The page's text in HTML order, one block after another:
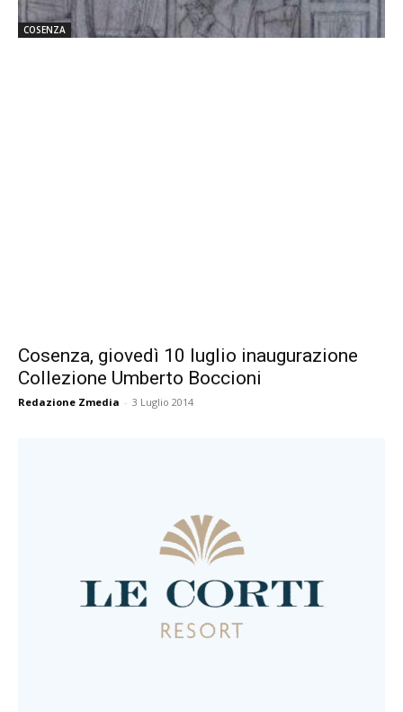
COSENZA
Cosenza, giovedì 10 luglio inaugurazione
Collezione Umberto Boccioni
Redazione Zmedia - 3 Luglio 2014